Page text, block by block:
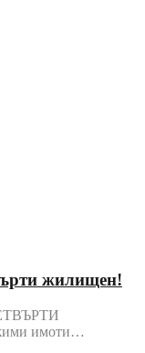
жилищен!
имоти…